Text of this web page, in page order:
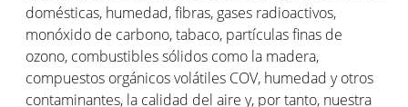
domésticas, humedad, fibras, gases radioactivos,
monóxido de carbono, tabaco, partículas finas de
ozono, combustibles sólidos como la madera,
compuestos orgánicos volátiles COV, humedad y otros
contaminantes, la calidad del aire y, por tanto, nuestra